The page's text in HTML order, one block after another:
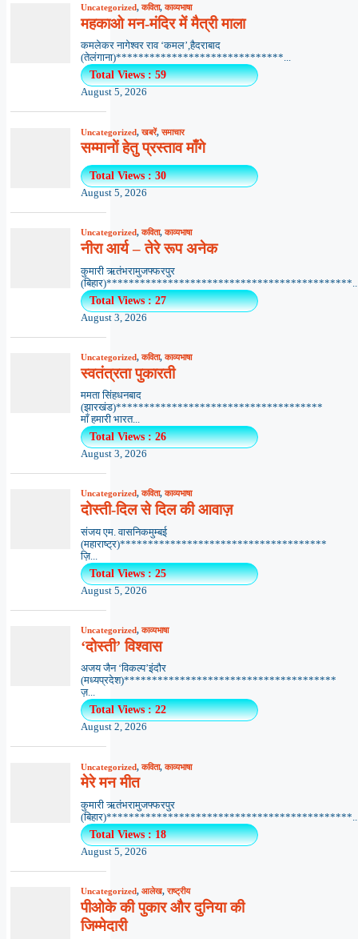
Uncategorized,कविता,काव्यभाषा
महकाओ मन-मंदिर में मैत्री माला
कमलेकर नागेश्वर राव ‘कमल’,हैदराबाद
(तेलंगाना)******************************...
Total Views : 59
August 5, 2026
Uncategorized,खबरें,समाचार
सम्मानों हेतु प्रस्ताव माँगे
Total Views : 30
August 5, 2026
Uncategorized,कविता,काव्यभाषा
नीरा आर्य – तेरे रूप अनेक
कुमारी ऋतंभरामुजफ्फरपुर
Total Views : 27
August 3, 2026
Uncategorized,कविता,काव्यभाषा
स्वतंत्रता पुकारती
ममता सिंहधनबाद
(झारखंड)*************************************
माँ हमारी भारत...
Total Views : 26
August 3, 2026
Uncategorized,कविता,काव्यभाषा
दोस्ती-दिल से दिल की आवाज़
संजय एम. वासनिकमुम्बई
(महाराष्ट्र)*************************************
ज़ि...
Total Views : 25
August 5, 2026
Uncategorized,काव्यभाषा
‘दोस्ती’ विश्वास
अजय जैन ‘विकल्प’इंदौर
(मध्यप्रदेश)**************************************
ज़...
Total Views : 22
August 2, 2026
Uncategorized,कविता,काव्यभाषा
मेरे मन मीत
कुमारी ऋतंभरामुजफ्फरपुर
Total Views : 18
August 5, 2026
Uncategorized, आलेख,राष्ट्रीय
पीओके की पुकार और दुनिया की
जिम्मेदारी